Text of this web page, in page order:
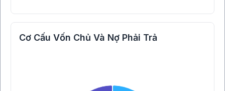
Cơ Cấu Vốn Chủ Và Nợ Phải Trả